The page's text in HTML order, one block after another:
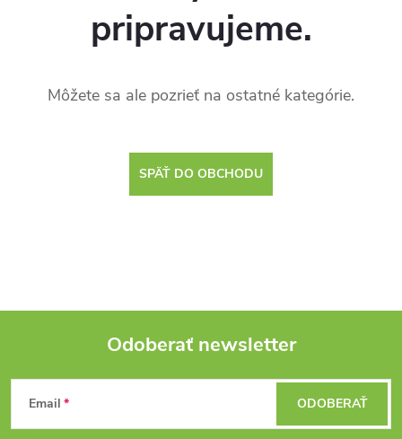
pripravujeme.
Môžete sa ale pozrieť na ostatné kategórie.
SPÄŤ DO OBCHODU
Z
Odoberať newsletter
Email ODOBERAŤ